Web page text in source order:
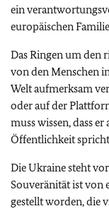
ein
europäischen
Das Ringen um
von den Menschen
Welt aufmerksam
oder auf der
muss wissen, dass
Öffentlichkeit
Die Ukraine steht
Souveränität ist von
gestellt worden, die